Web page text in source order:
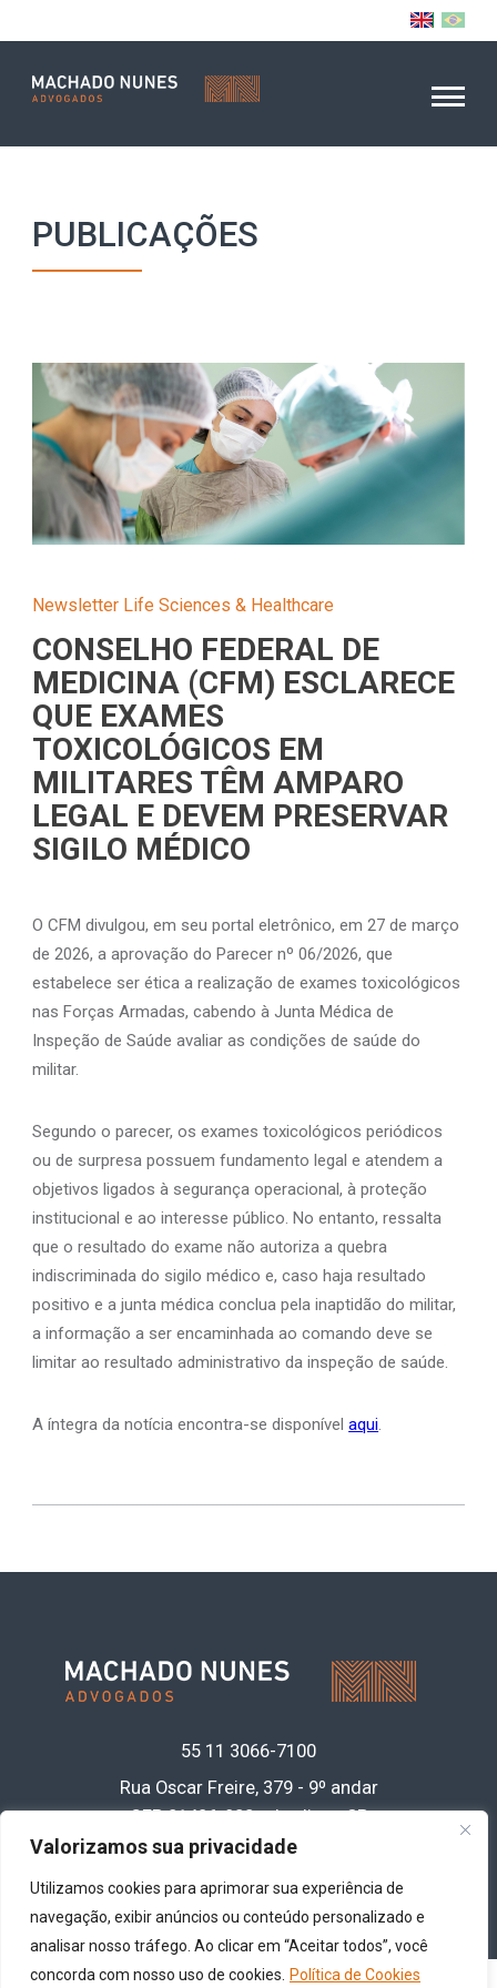
Valorizamos sua privacidade
Utilizamos cookies para aprimorar sua experiência de
navegação, exibir anúncios ou conteúdo personalizado e
analisar nosso tráfego. Ao clicar em “Aceitar todos”, você
concorda com nosso uso de cookies.
Política de Cookies
PUBLICAÇÕES
Newsletter Life Sciences & Healthcare
CONSELHO FEDERAL DE
MEDICINA (CFM) ESCLARECE
QUE EXAMES
TOXICOLÓGICOS EM
MILITARES TÊM AMPARO
LEGAL E DEVEM PRESERVAR
SIGILO MÉDICO
O CFM divulgou, em seu portal eletrônico, em 27 de março
de 2026, a aprovação do Parecer nº 06/2026, que
estabelece ser ética a realização de exames toxicológicos
nas Forças Armadas, cabendo à Junta Médica de
Inspeção de Saúde avaliar as condições de saúde do
militar.
Segundo o parecer, os exames toxicológicos periódicos
ou de surpresa possuem fundamento legal e atendem a
objetivos ligados à segurança operacional, à proteção
institucional e ao interesse público. No entanto, ressalta
que o resultado do exame não autoriza a quebra
indiscriminada do sigilo médico e, caso haja resultado
positivo e a junta médica conclua pela inaptidão do militar,
a informação a ser encaminhada ao comando deve se
limitar ao resultado administrativo da inspeção de saúde.
A íntegra da notícia encontra-se disponívelaqui.
55 11 3066-7100
Rua Oscar Freire, 379 - 9º andar
CEP 01426-900 • Jardins - SP
Acesse nossa política de privacidade de
dados